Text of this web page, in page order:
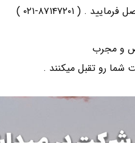
( ۸۷۱۴۷۲۰۱-۰۲۱ )
و مجرب
شما رو تقبل میکنند .